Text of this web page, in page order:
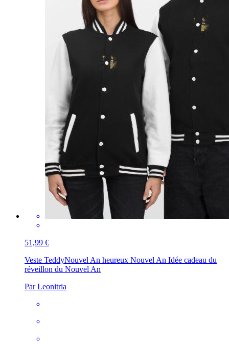
51,99 €
Veste TeddyNouvel An heureux Nouvel An Idée cadeau du
réveillon du Nouvel An
Par Leonitria